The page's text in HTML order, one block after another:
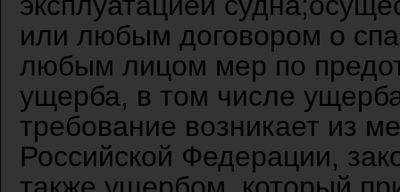
или любым договором о
любым лицом мер по
ущерба, в том числе
требование возникает из
Российской Федерации,